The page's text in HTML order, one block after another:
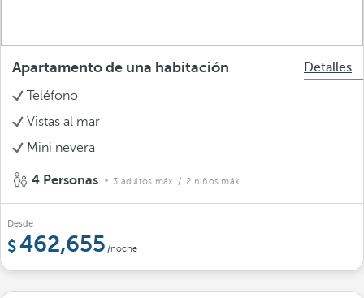
Apartamento de una habitación
Detalles
Teléfono
Vistas al mar
Mini nevera
4 Personas 3 adultos máx. / 2 niños máx.
Desde
462,655 /noche